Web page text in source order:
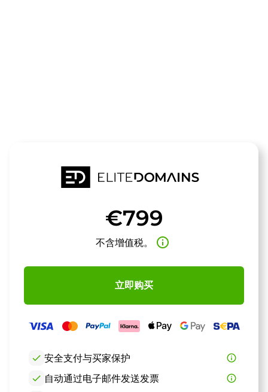
€799
不含增值税。 info_outline
立即购买
check 安全支付与买家保护
info_outline
check 自动通过电子邮件发送发票
info_outline